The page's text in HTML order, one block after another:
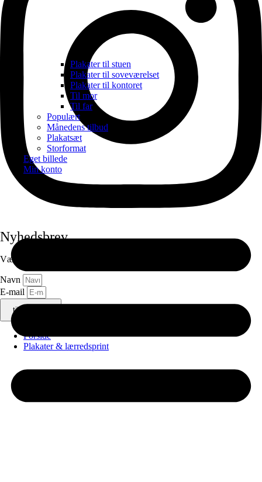
Plakater til stuen
Plakater til soveværelset
Plakater til kontoret
Til mor
Til far
Populært
Månedens tilbud
Plakatsæt
Storformat
Eget billede
Min konto
Nyhedsbrev
Vær først til at modtage en mail, når der kommer nye Artdrops!
Navn
E-mail
tilmeld ⟶
Forside
Plakater & lærredsprint